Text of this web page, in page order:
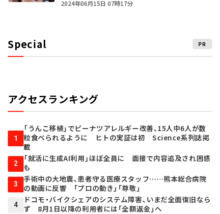
2024年06月15日 07時17分
Special PR
アクセスランキング
1
「うんこ移植」でピーナツアレルギー改善、15人中6人が数
粒食べられるように ヒトの実証は初 Science系列誌掲
載
2
「就活に生成AI利用」ほぼ全員に 面接で内容追及され困惑
も
3
手術中の大地震、患者守る医療スタッフ……熊本総合病院
の動画に反響 「プロの動き」「尊敬」
4
ドコモ・バイクシェアのシステム障害、いまだ全面復旧なら
ず 8月1日以降の利用者には「全額返金」へ